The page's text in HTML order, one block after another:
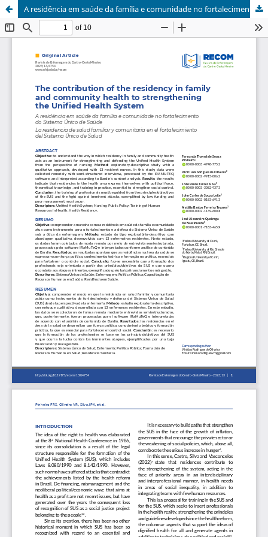
A residência em saúde da família e comunidade no fortalecimento do Sistema Único de Saúde